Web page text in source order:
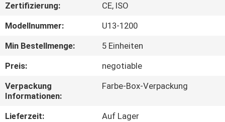
FABRIK-
AUSFLUG
QUALITÄTSKONTROLLE
TRETEN
SIE
Zertifizierung:
CE, ISO
Modellnummer:
U13-1200
Min Bestellmenge:
5 Einheiten
Preis:
negotiable
Verpackung
Informationen:
Farbe-Box-Verpackung
Lieferzeit:
Auf Lager